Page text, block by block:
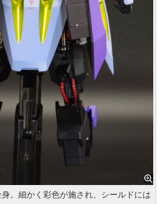
。細かく彩色が施され、シールドには